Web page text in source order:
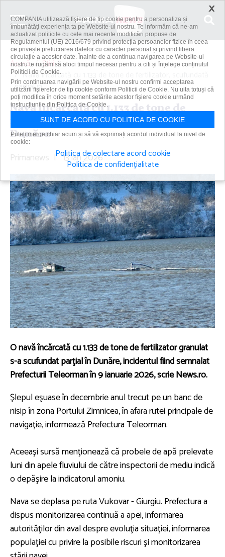
Acasă
Știri
Navă încărcată cu 1.133 de tone de fertilizator, scufundată
parţial în...
Navă încărcată cu 1.133 de tone de
fertilizator, scufundată parţial în
Dunăre
Primanews | 13 ian 2026
O navă încărcată cu 1.133 de tone de fertilizator granulat
s-a scufundat parţial în Dunăre, incidentul fiind semnalat
Prefecturii Teleorman în 9 ianuarie 2026, scrie News.ro.
Şlepul eşuase în decembrie anul trecut pe un banc de
nisip în zona Portului Zimnicea, în afara rutei principale de
navigaţie, informează Prefectura Teleorman.
Aceeaşi sursă menţionează că probele de apă prelevate
luni din apele fluviului de către inspectorii de mediu indică
o depăşire la indicatorul amoniu.
Nava se deplasa pe ruta Vukovar - Giurgiu. Prefectura a
dispus monitorizarea continuă a apei, informarea
autorităţilor din aval despre evoluţia situaţiei, informarea
populaţiei cu privire la posibile riscuri şi monitorizarea
×
COMPANIA utilizează fişiere de tip cookie pentru a personaliza și
îmbunătăți experiența ta pe Website-ul nostru. Te informăm că ne-am
actualizat politicile cu cele mai recente modificări propuse de
Regulamentul (UE) 2016/679 privind protecția persoanelor fizice în ceea
ce privește prelucrarea datelor cu caracter personal și privind libera
circulație a acestor date. Înainte de a continua navigarea pe Website-ul
nostru te rugăm să aloci timpul necesar pentru a citi și înțelege conținutul
Politicii de Cookie.
Prin continuarea navigării pe Website-ul nostru confirmi acceptarea
utilizării fişierelor de tip cookie conform Politicii de Cookie. Nu uita totuși că
poți modifica în orice moment setările acestor fişiere cookie urmând
instrucțiunile din Politica de Cookie.
SUNT DE ACORD CU POLITICA DE COOKIE
Puteți merge chiar acum și să vă exprimați acordul individual la nivel de
cookie:
Politica de colectare acord cookie
Politica de confidențialitate